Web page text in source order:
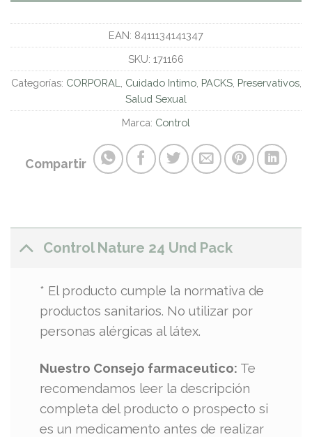
EAN: 8411134141347
SKU: 171166
Categorías: CORPORAL Cuidado Intimo, PACKS, Preservativos,
Salud Sexual
Marca: Control
Compartir
Control Nature 24 Und Pack
* El producto cumple la normativa de
productos sanitarios. No utilizar por
personas alérgicas al látex.
Nuestro Consejo farmaceutico: Te
recomendamos leer la descripción
completa del producto o prospecto si
es un medicamento antes de realizar